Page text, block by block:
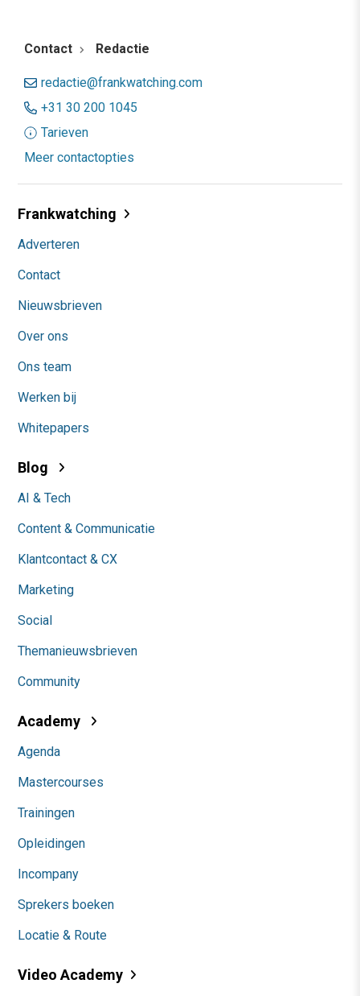
Contact Redactie
redactie@frankwatching.com
+31 30 200 1045
Tarieven
Meer contactopties
Frankwatching
Adverteren
Contact
Nieuwsbrieven
Over ons
Ons team
Werken bij
Whitepapers
Blog
AI & Tech
Content & Communicatie
Klantcontact & CX
Marketing
Social
Themanieuwsbrieven
Community
Academy
Agenda
Mastercourses
Trainingen
Opleidingen
Incompany
Sprekers boeken
Locatie & Route
Video Academy